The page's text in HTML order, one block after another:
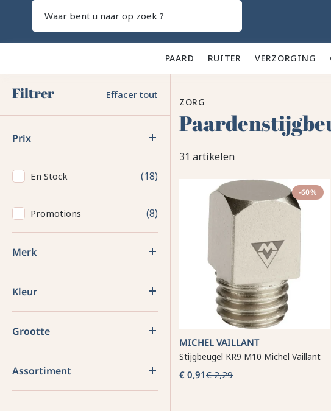
PAARD 🐎 RUITER 👕VERZORGING 🪮
Filtrer Effacer tout
Prix
En Stock 18
Promotions 8
Merk
Kleur
Grootte
Assortiment
ZORG
31 artikelen
-60%
MICHEL VAILLANT
Stijgbeugel KR9 M10 Michel Vaillant
€ 0,91€ 2,29